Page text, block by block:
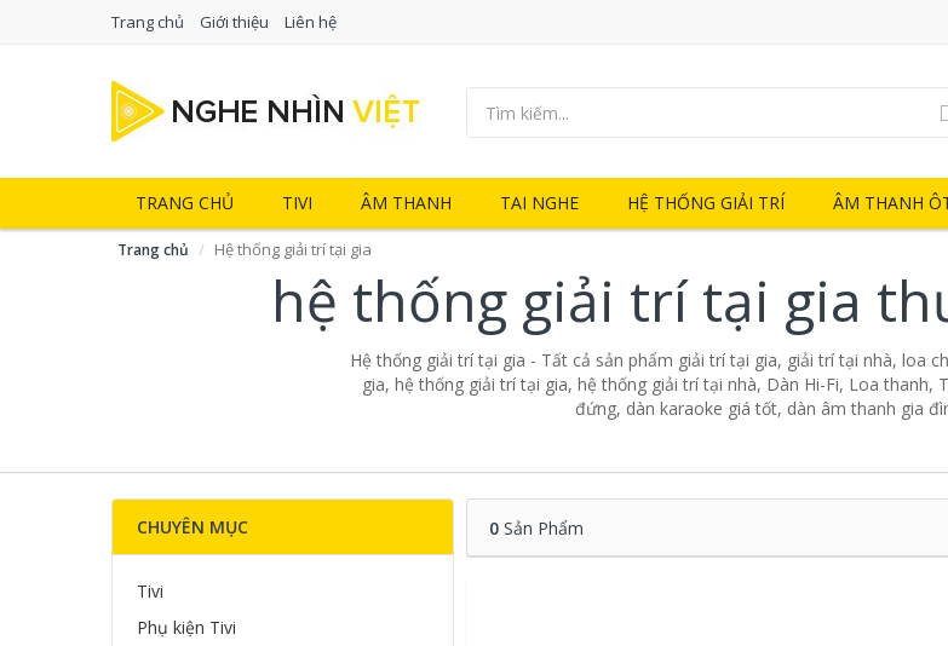
Trang chủ Giới thiệu Liên hệ
TRANG CHỦ TIVI ÂM THANH TAI NGHE HỆ THỐNG GIẢI TRÍ ÂM THANH
Trang chủ Hệ thống giải trí tại gia
hệ thống giải trí tại gia
Hệ thống giải trí tại gia - Tất cả sản phẩm giải trí tại gia, giải trí tại nhà, loa
gia, hệ thống giải trí tại gia, hệ thống giải trí tại nhà, Dàn Hi-Fi, Loa thanh,
đứng, dàn karaoke giá tốt, dàn âm thanh gia
CHUYÊN MỤC
Tivi
Phụ kiện Tivi
0Sản Phẩm